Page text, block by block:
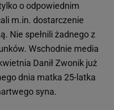
o odpowiednim
m.in. dostarczenie
Nie spełnili żadnego z
Wschodnie media
Danił Zwonik już
dnia matka 25-latka
syna.